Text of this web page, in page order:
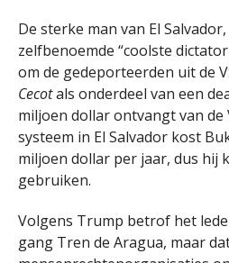
De sterke man van El
zelfbenoemde “coolste
om de gedeporteerden uit de
Cecotals onderdeel van een
miljoen dollar ontvangt van de
systeem in El Salvador kost
miljoen dollar per jaar, dus hij
gebruiken.
Volgens Trump betrof het
gang Tren de Aragua, maar